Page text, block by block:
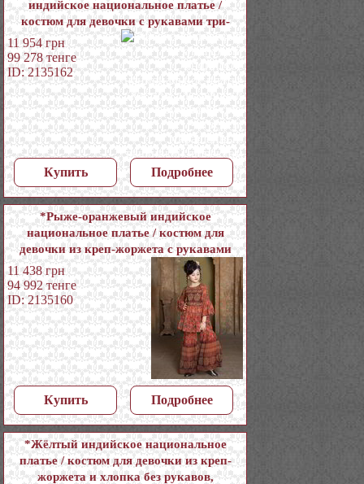
индийское национальное платье /
костюм для девочки с рукавами три-
четверти, украшенный вышивкой
люрексом с кусочками зеркалец
11 954 грн
99 278 тенге
ID: 2135162
Купить Подробнее
*Рыже-оранжевый индийское
национальное платье / костюм для
девочки из креп-жоржета с рукавами
три-четверти, украшенный печатным
рисунком с пайетками
11 438 грн
94 992 тенге
ID: 2135160
Купить Подробнее
*Жёлтый индийское национальное
платье / костюм для девочки из креп-
жоржета и хлопка без рукавов,